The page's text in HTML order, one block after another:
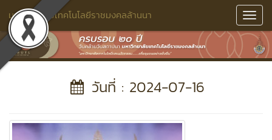
มหาวิทยาลัยเทคโนโลยีราชมงคลล้านนา
วันที่ : 2024-07-16